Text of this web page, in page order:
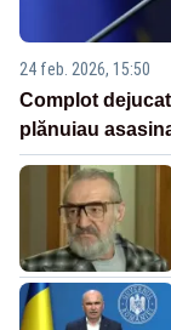
24 feb. 2026, 15:50
Complot
plănuiau